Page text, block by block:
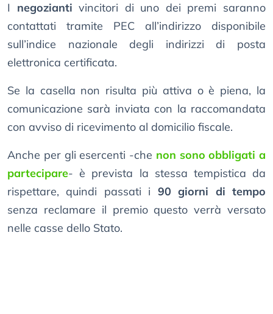
I negozianti vincitori di uno dei premi saranno
contattati tramite PEC all’indirizzo disponibile
sull’indice nazionale degli indirizzi di posta
elettronica certificata.
Se la casella non risulta più attiva o è piena, la
comunicazione sarà inviata con la raccomandata
con avviso di ricevimento al domicilio fiscale.
Anche per gli esercenti -che non sono obbligati a
partecipare- è prevista la stessa tempistica da
rispettare, quindi passati i 90 giorni di tempo
senza reclamare il premio questo verrà versato
nelle casse dello Stato.